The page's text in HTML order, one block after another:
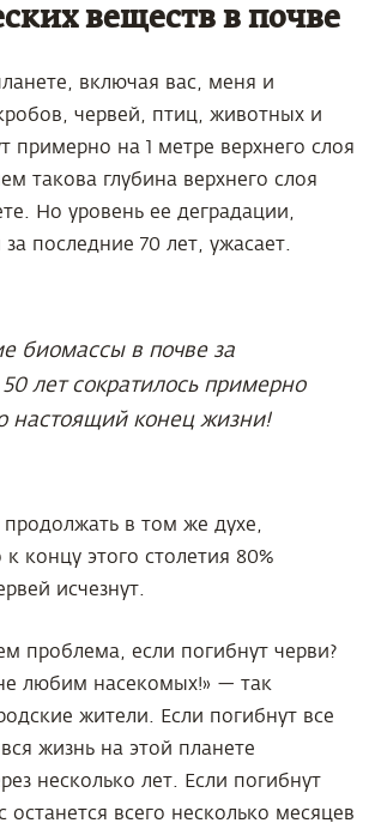
веществ в почве
включая вас, меня и
червей, птиц, животных и
примерно на 1 метре верхнего слоя
такова глубина верхнего слоя
Но уровень ее деградации,
последние 70 лет, ужасает.
биомассы в почве за
лет сократилось примерно
настоящий конец жизни!
в том же духе,
концу этого столетия 80%
исчезнут.
проблема, если погибнут черви?
любим насекомых!» — так
жители. Если погибнут все
жизнь на этой планете
несколько лет. Если погибнут
останется всего несколько месяцев